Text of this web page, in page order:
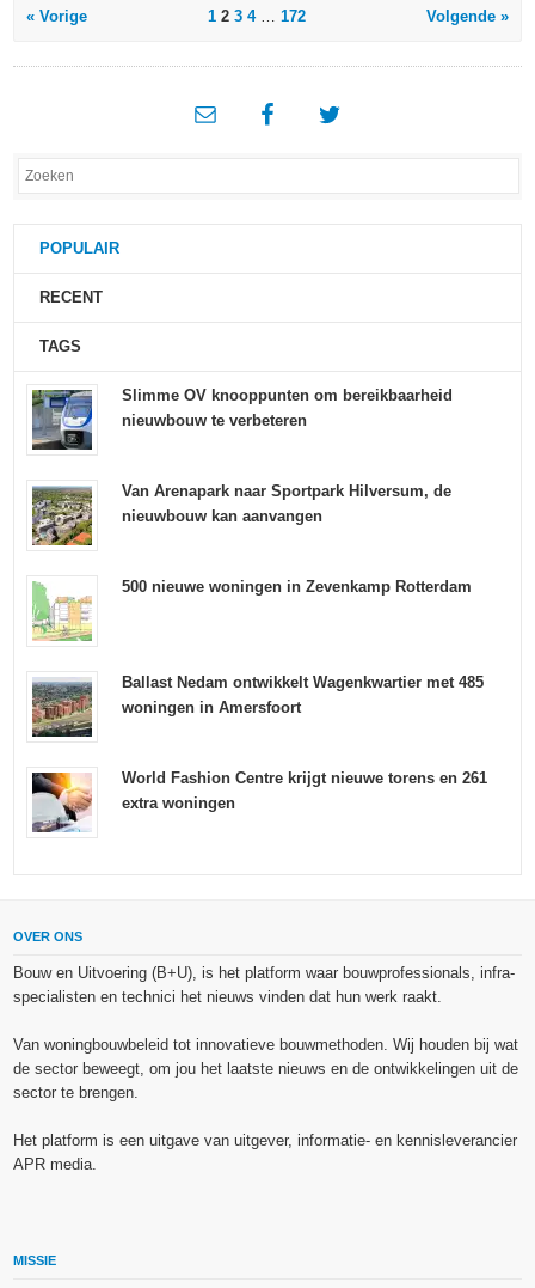
« Vorige 1 2 3 4 … 172 Volgende »
POPULAIR
RECENT
TAGS
Slimme OV knooppunten om bereikbaarheid
nieuwbouw te verbeteren
Van Arenapark naar Sportpark Hilversum, de
nieuwbouw kan aanvangen
500 nieuwe woningen in Zevenkamp Rotterdam
Ballast Nedam ontwikkelt Wagenkwartier met 485
woningen in Amersfoort
World Fashion Centre krijgt nieuwe torens en 261
extra woningen
OVER ONS
Bouw en Uitvoering (B+U), is het platform waar bouwprofessionals, infra-
specialisten en technici het nieuws vinden dat hun werk raakt.
Van woningbouwbeleid tot innovatieve bouwmethoden. Wij houden bij wat
de sector beweegt, om jou het laatste nieuws en de ontwikkelingen uit de
sector te brengen.
Het platform is een uitgave van uitgever, informatie- en kennisleverancier
APR media.
MISSIE